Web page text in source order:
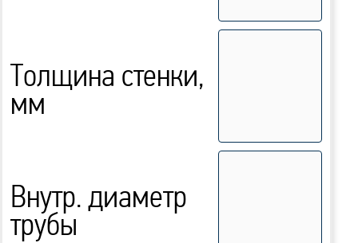
Толщина стенки,
мм
Внутр. диаметр
трубы